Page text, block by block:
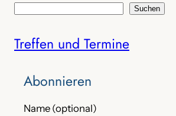
c
Suchen
Treffen und Termine
Abonnieren
Name (optional)